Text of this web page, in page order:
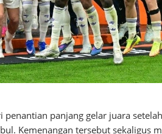
panjang gelar juara
Kemenangan tersebut sekaligus